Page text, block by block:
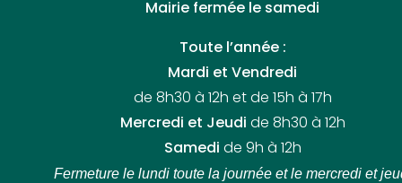
Mairie fermée le samedi
Toute l’année :
Mardi et Vendredi
de 8h30 à 12h et de 15h à 17h
Mercredi et Jeudi de 8h30 à 12h
Samedi de 9h à 12h
Fermeture le lundi toute la journée et le mercredi et